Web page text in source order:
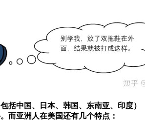
括中国、日本、韩国、东南亚、印度）
而亚洲人在美国还有几个特点：